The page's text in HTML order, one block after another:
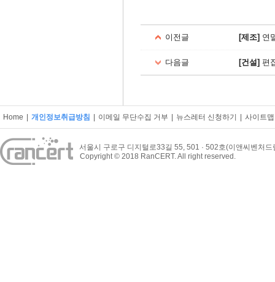
이전글 [제조] 연
다음글 [건설] 편
Home 개인정보취급방침 이메일 무단수집 거부 뉴스레터 신청하기 사이트맵
서울시 구로구 디지털로33길 55, 501 · 502호(이앤씨벤처드
Copyright © 2018 RanCERT. All right reserved.